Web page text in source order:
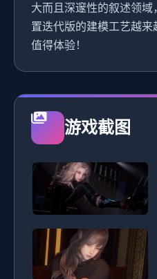
大而且深邃性的叙述领
置迭代版的建模工艺越
值得体验！
游戏截图